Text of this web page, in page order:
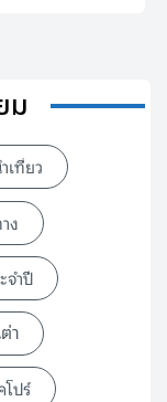
ม
เที่ยว
ง
จำปี
า
โปร์